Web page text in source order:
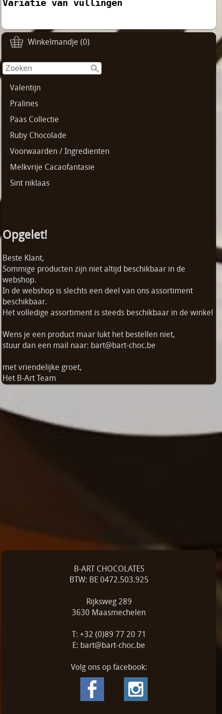
Winkelmandje (0)
Valentijn
Pralines
Paas Collectie
Ruby Chocolade
Voorwaarden / Ingredienten
Melkvrije Cacaofantasie
Sint niklaas
Opgelet!
Beste Klant,
Sommige producten zijn niet altijd beschikbaar in de
webshop.
In de webshop is slechts een deel van ons assortiment
beschikbaar.
Het volledige assortiment is steeds beschikbaar in de winkel
Wens je een product maar lukt het bestellen niet,
stuur dan een mail naar: bart@bart-choc.be
met vriendelijke groet,
Het B-Art Team
Variatie van vullingen
B-ART CHOCOLATES
BTW: BE 0472.503.925
Rijksweg 289
3630 Maasmechelen
T: +32 (0)89 77 20 71
E: bart@bart-choc.be
Volg ons op facebook: